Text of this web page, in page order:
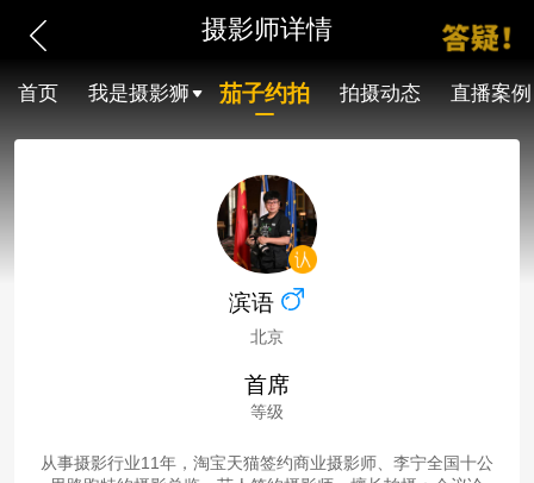
摄影师详情
首页 我是摄影狮 茄子约拍 拍摄动态 直播案例
滨语
北京
首席
等级
从事摄影行业11年，淘宝天猫签约商业摄影师、李宁全国十公